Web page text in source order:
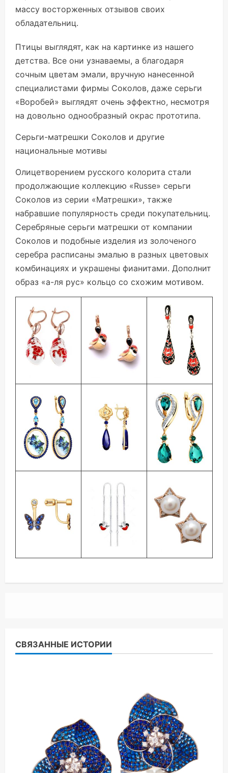
массу восторженных отзывов своих
обладательниц.
Птицы выглядят, как на картинке из нашего
детства. Все они узнаваемы, а благодаря
сочным цветам эмали, вручную нанесенной
специалистами фирмы Соколов, даже серьги
«Воробей» выглядят очень эффектно, несмотря
на довольно однообразный окрас прототипа.
Серьги-матрешки Соколов и другие
национальные мотивы
Олицетворением русского колорита стали
продолжающие коллекцию «Russe» серьги
Соколов из серии «Матрешки», также
набравшие популярность среди покупательниц.
Серебряные серьги матрешки от компании
Соколов и подобные изделия из золоченого
серебра расписаны эмалью в разных цветовых
комбинациях и украшены фианитами. Дополнит
образ «а-ля рус» кольцо со схожим мотивом.
СВЯЗАННЫЕ ИСТОРИИ